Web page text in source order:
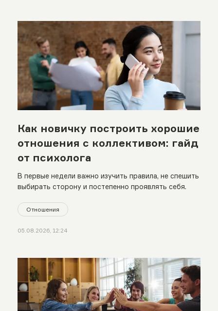
Как новичку построить хорошие
отношения с коллективом: гайд
от психолога
В первые недели важно изучить правила, не спешить
выбирать сторону и постепенно проявлять себя.
Отношения
05.08.2026, 12:24